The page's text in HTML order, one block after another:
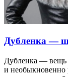
Дубленка —
Дубленка — вещь
и необыкновенно